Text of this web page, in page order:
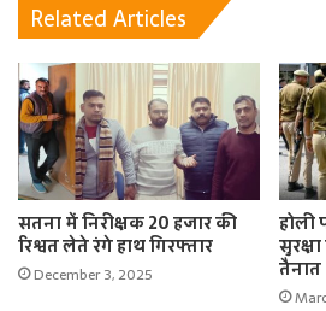
Related Articles
सतना में निरीक्षक 20 हजार की
रिश्वत लेते रंगे हाथ गिरफ्तार
December 3, 2025
होली
तैनात